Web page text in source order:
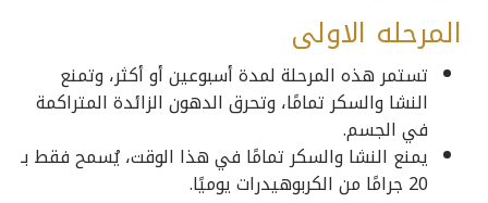
المرحله الاولى
تستمر هذه المرحلة لمدة أسبوعين أو أكثر، وتمنع
النشا والسكر تمامًا، وتحرق الدهون الزائدة المتراكمة
في الجسم.
يمنع النشا والسكر تمامًا في هذا الوقت، يُسمح فقط بـ
20 جرامًا من الكربوهيدرات يوميًا.